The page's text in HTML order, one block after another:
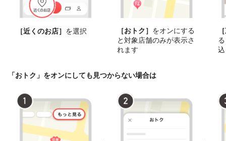
［近くのお店］ を選択 ［おトク］ をオンにする
と対象店舗のみが表示さ
れます
「おトク」をオンにしても見つからない場合は